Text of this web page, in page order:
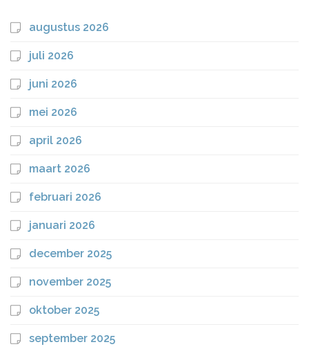
augustus 2026
juli 2026
juni 2026
mei 2026
april 2026
maart 2026
februari 2026
januari 2026
december 2025
november 2025
oktober 2025
september 2025